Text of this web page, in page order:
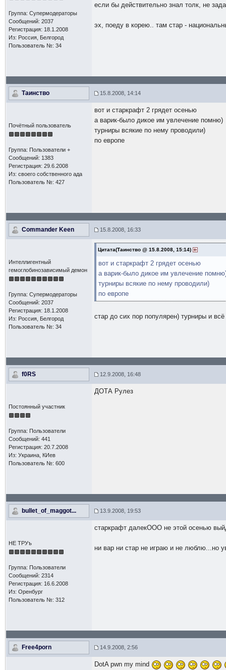
Группа: Супермодераторы
Сообщений: 2037
Регистрация: 18.1.2008
Из: Россия, Белгород
Пользователь №: 34
если бы действительно знал толк, не
эх, поеду в корею.. там стар -
Таинство 15.8.2008, 14:14
Почётный пользователь
Группа: Пользователи +
Сообщений: 1383
Регистрация: 29.6.2008
Из: своего собственного ада
Пользователь №: 427
вот и старкрафт 2 грядет осенью
а варик-было дикое им увлечение помню)
турниры всякие по нему проводили)
по европе
Commander Keen 15.8.2008, 16:33
Интеллигентный
гемоглобинозависимый демон
Группа: Супермодераторы
Сообщений: 2037
Регистрация: 18.1.2008
Из: Россия, Белгород
Пользователь №: 34
Цитата(Таинство @ 15.8.2008, 15:14)
вот и старкрафт 2 грядет осенью
а варик-было дикое им увлечение
турниры всякие по нему проводили)
по европе
стар до сих пор популярен) турниры и
f0RS 12.9.2008, 16:48
Постоянный участник
Группа: Пользователи
Сообщений: 441
Регистрация: 20.7.2008
Из: Украина, КИев
Пользователь №: 600
ДОТА Рулез
bullet_of_maggot... 13.9.2008, 19:53
НЕ ТРУъ
Группа: Пользователи
Сообщений: 2314
Регистрация: 16.6.2008
Из: Оренбург
Пользователь №: 312
старкрафт далекООО не этой осенью
ни вар ни стар не играю и не люблю...но
Free4porn 14.9.2008, 2:56
DotA pwn my mind